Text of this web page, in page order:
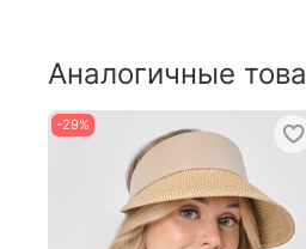
Аналогичные
-29%